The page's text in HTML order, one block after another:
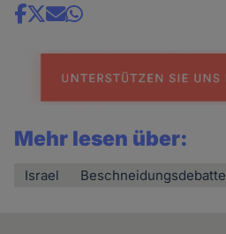
Share
news
Mehr lesen über:
Israel Beschneidungsdebatte